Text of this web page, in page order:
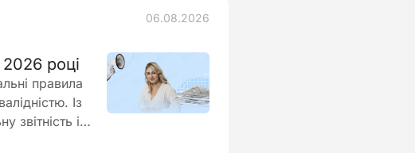
06.08.2026
році
правила
Із
і